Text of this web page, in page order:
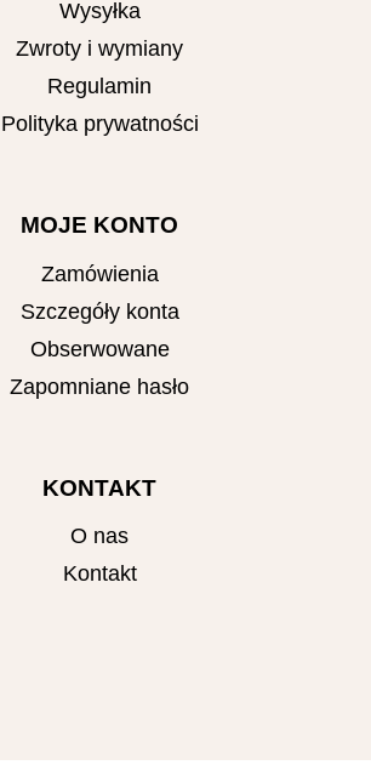
Wysyłka
Zwroty i wymiany
Regulamin
Polityka prywatności
MOJE KONTO
Zamówienia
Szczegóły konta
Obserwowane
Zapomniane hasło
KONTAKT
O nas
Kontakt